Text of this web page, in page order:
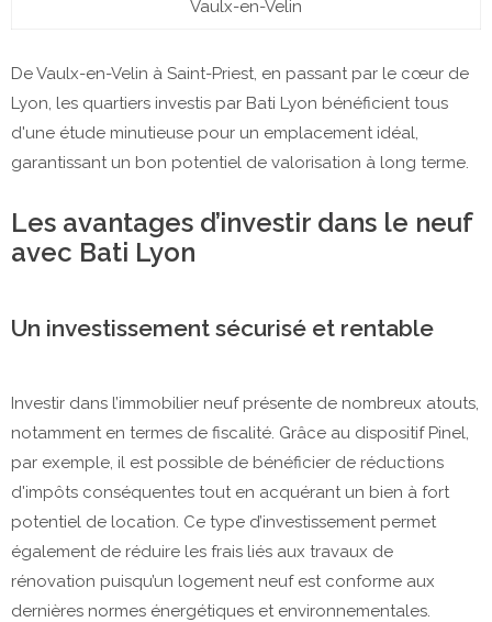
Vaulx-en-Velin
De Vaulx-en-Velin à Saint-Priest, en passant par le cœur de
Lyon, les quartiers investis par Bati Lyon bénéficient tous
d'une étude minutieuse pour un emplacement idéal,
garantissant un bon potentiel de valorisation à long terme.
Les avantages d’investir dans le neuf
avec Bati Lyon
Un investissement sécurisé et rentable
Investir dans l’immobilier neuf présente de nombreux atouts,
notamment en termes de fiscalité. Grâce au dispositif Pinel,
par exemple, il est possible de bénéficier de réductions
d'impôts conséquentes tout en acquérant un bien à fort
potentiel de location. Ce type d’investissement permet
également de réduire les frais liés aux travaux de
rénovation puisqu’un logement neuf est conforme aux
dernières normes énergétiques et environnementales.